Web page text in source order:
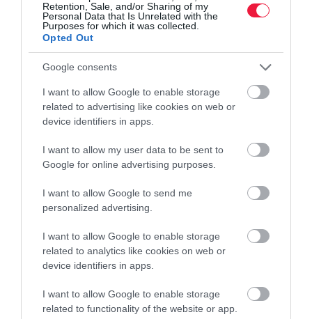
Retention, Sale, and/or Sharing of my
Personal Data that Is Unrelated with the
Purposes for which it was collected.
Opted Out
Google consents
I want to allow Google to enable storage
related to advertising like cookies on web or
device identifiers in apps.
I want to allow my user data to be sent to
Google for online advertising purposes.
I want to allow Google to send me
personalized advertising.
I want to allow Google to enable storage
related to analytics like cookies on web or
device identifiers in apps.
I want to allow Google to enable storage
related to functionality of the website or app.
E-AUTÓ
Cáfolják a tévhiteket a kutatások: lényegesen
tartósabbak az e-autók akkumulátorai
A legújabb iparági adatok és átfogó elemzések szerint a korszerű
elektromos járművek akkumulátorai az elvárásoknál jóval
lassabban veszítenek kapacitásukból, így a tulajdonosoknak nem